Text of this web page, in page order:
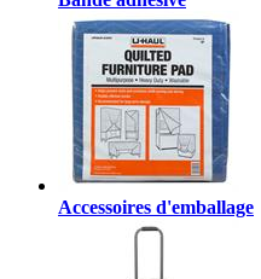
Accessoires d'emballage